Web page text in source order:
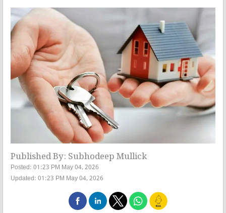
Published By: Subhodeep Mullick
Posted: 01:23 PM May 04, 2026
Updated: 01:23 PM May 04, 2026